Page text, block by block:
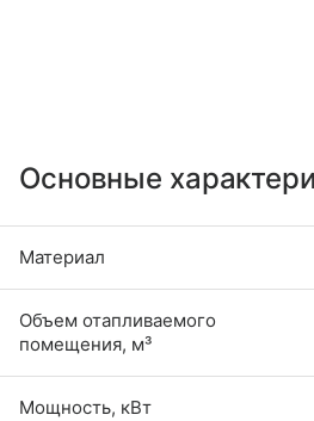
Основные
Материал
Объем отапливаемого
помещения, м³
Мощность, кВт